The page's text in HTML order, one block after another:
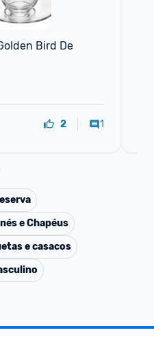
Bird De
2 1
e Chapéus
e casacos